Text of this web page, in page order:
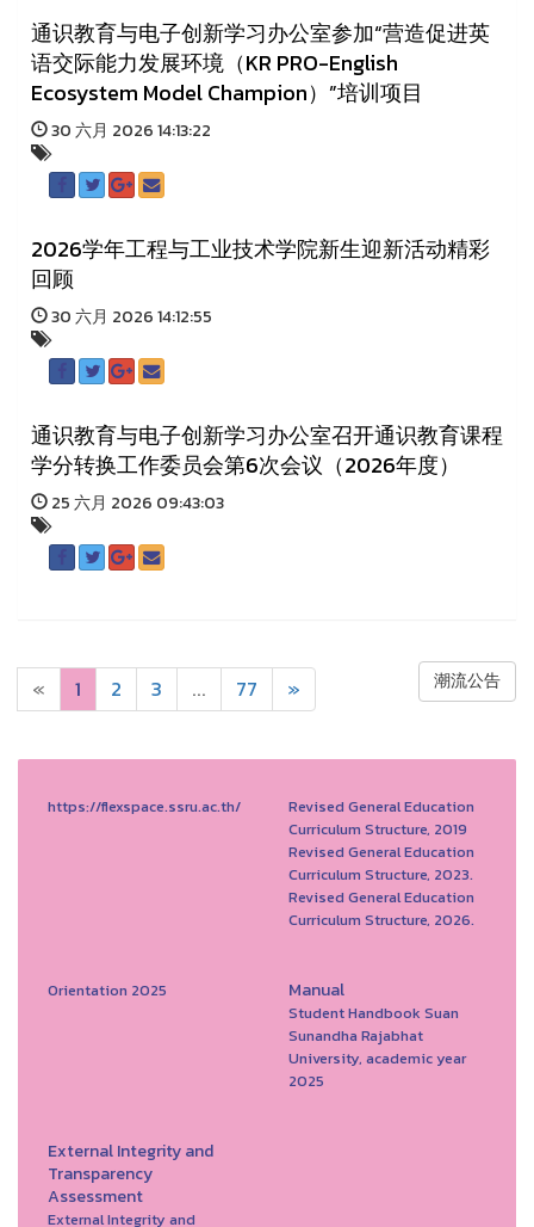
通识教育与电子创新学习办公室参加“营造促进英
语交际能力发展环境（KR PRO-English
Ecosystem Model Champion）”培训项目
30 六月 2026 14:13:22
2026学年工程与工业技术学院新生迎新活动精彩
回顾
30 六月 2026 14:12:55
通识教育与电子创新学习办公室召开通识教育课程
学分转换工作委员会第6次会议（2026年度）
25 六月 2026 09:43:03
« 1 2 3 ... 77 » 潮流公告
https://flexspace.ssru.ac.th/
Revised General Education
Curriculum Structure, 2019
Revised General Education
Curriculum Structure, 2023.
Revised General Education
Curriculum Structure, 2026.
Orientation 2025 Manual
Student Handbook Suan
Sunandha Rajabhat
University, academic year
2025
External Integrity and
Transparency
Assessment
External Integrity and